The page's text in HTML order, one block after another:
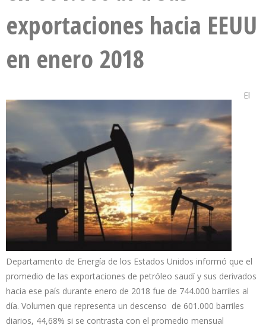
exportaciones hacia EEUU
en enero 2018
El
Departamento de Energía de los Estados Unidos informó que el
promedio de las exportaciones de petróleo saudí y sus derivados
hacia ese país durante enero de 2018 fue de 744.000 barriles al
día. Volumen que representa un descenso de 601.000 barriles
diarios, 44,68% si se contrasta con el promedio mensual